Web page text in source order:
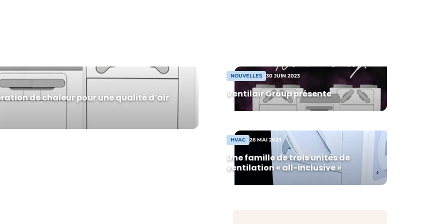
Legrand Group Belgium.
de chaleur pour une qualité d’air
NOUVELLES 30 JUIN 2023
Ventilair Group présente
HVAC 26 MAI 2023
Une famille de trois unités de
ventilation « all-inclusive »